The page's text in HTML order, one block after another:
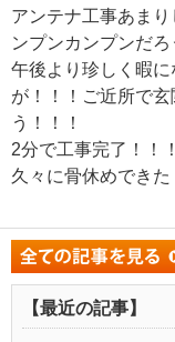
アンテナ工事あま
ンプンカンプンだろ
午後より珍しく暇
が！！！ご近所で
う！！！
2分で工事完了！！！
久々に骨休めできた
【最近の記事】